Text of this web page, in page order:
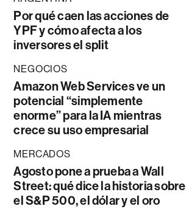
Por qué caen las acciones de
YPF y cómo afecta a los
inversores el split
NEGOCIOS
Amazon Web Services ve un
potencial “simplemente
enorme” para la IA mientras
crece su uso empresarial
MERCADOS
Agosto pone a prueba a Wall
Street: qué dice la historia sobre
el S&P 500, el dólar y el oro